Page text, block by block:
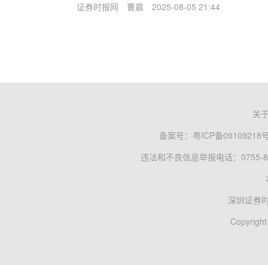
证券时报网 曹晨 2025-08-05 21:44
关
备案号： 粤ICP备09109218
违法和不良信息举报电话：0755-
深圳证券